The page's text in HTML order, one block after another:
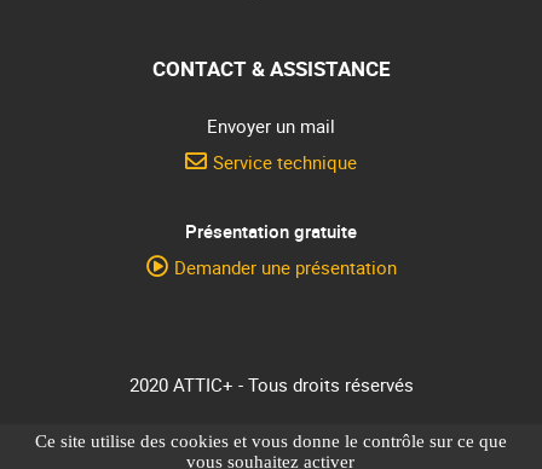
Ce site utilise des cookies et vous donne le contrôle sur ce que
vous souhaitez activer
CONTACT & ASSISTANCE
Envoyer un mail
Service technique
Présentation gratuite
Demander une présentation
2020 ATTIC+ - Tous droits réservés
Politique de confidentialité